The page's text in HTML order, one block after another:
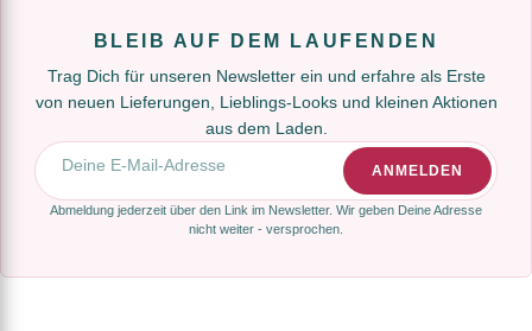
BLEIB AUF DEM LAUFENDEN
Trag Dich für unseren Newsletter ein und erfahre als Erste
von neuen Lieferungen, Lieblings-Looks und kleinen Aktionen
aus dem Laden.
E-Mail-Adresse
ANMELDEN
Abmeldung jederzeit über den Link im Newsletter. Wir geben Deine Adresse
nicht weiter - versprochen.